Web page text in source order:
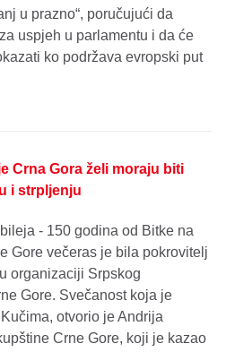
u prazno“, poručujući da
uspjeh u parlamentu i da će
ko podržava evropski put
Crna Gora želi moraju biti
i strpljenju
- 150 godina od Bitke na
Gore večeras je bila pokrovitelj
organizaciji Srpskog
Gore. Svečanost koja je
otvorio je Andrija
Crne Gore, koji je kazao